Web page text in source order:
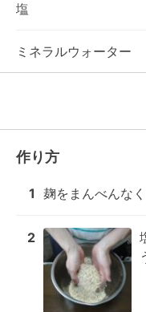
塩
ミネラルウォーター
作り方
1 麹をまんべんなく
2